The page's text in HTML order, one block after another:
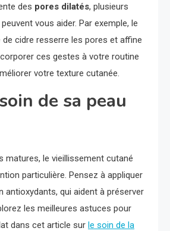
des pores dilatés, plusieurs
vous aider. Par exemple, le
de cidre resserre les pores et affine
ces gestes à votre routine
votre texture cutanée.
de sa peau
matures, le vieillissement cutané
particulière. Pensez à appliquer
antioxydants, qui aident à préserver
les meilleures astuces pour
dans cet article sur le soin de la